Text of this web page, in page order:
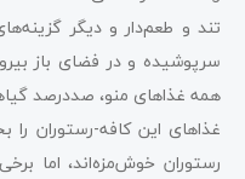
تند و طعم‌دار و دیگر
سرپوشیده و در فضای باز
همه غذاهای منو، صددرصد
غذاهای این کافه-رستوران